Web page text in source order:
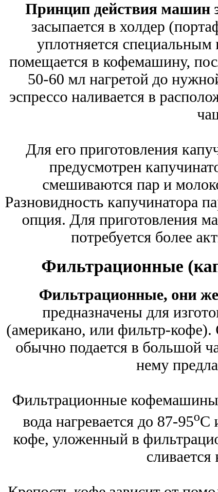
Принцип действия машин
засыпается в холдер
уплотняется
помещается в кофемашину,
50-60 мл нагретой до
эспрессо наливается в
Для его приготовления
предусмотрен
смешиваются пар и
Разновидность капучинатора
опция. Для приготовления
потребуется более
Фильтрационные
Фильтрационные, они
предназначены для
(американо, или фильтр-
обычно подается в большой
нему
Фильтрационные
вода нагревается до 87-95оС
кофе, уложенный в